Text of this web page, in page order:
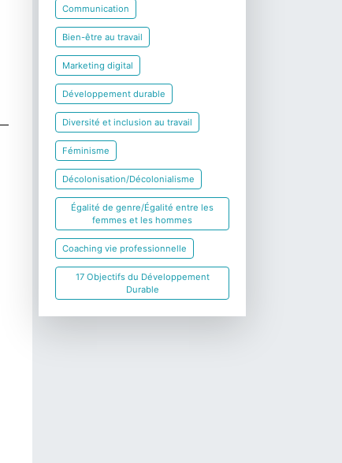
Communication
Bien-être au travail
Marketing digital
Développement durable
Diversité et inclusion au travail
Féminisme
Décolonisation/Décolonialisme
Égalité de genre/Égalité entre les
femmes et les hommes
Coaching vie professionnelle
17 Objectifs du Développement
Durable